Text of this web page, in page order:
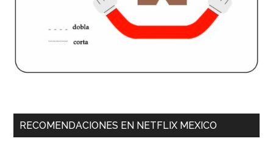
RECOMENDACIONES EN NETFLIX MEXICO